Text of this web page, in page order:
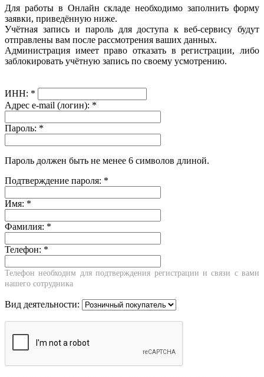
Для работы в Онлайн складе необходимо заполнить форму
заявки, приведённую ниже.
Учётная запись и пароль для доступа к веб-сервису будут
отправлены вам после рассмотрения ваших данных.
Администрация имеет право отказать в регистрации, либо
заблокировать учётную запись по своему усмотрению.
ИНН: *
Адрес e-mail (логин): *
Пароль: *
Пароль должен быть не менее 6 символов длиной.
Подтверждение пароля: *
Имя: *
Фамилия: *
Телефон: *
Телефон необходим для подтверждения регистрации и связи с вами
нашего сотрудника
Вид деятельности: